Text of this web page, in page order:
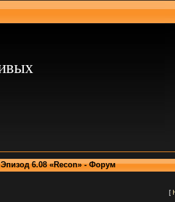
Эпизод 6.08 «Recon» - Форум
[